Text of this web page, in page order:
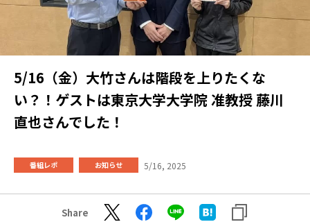
5/16（金）大竹さんは階段を上りたくな
い？！ゲストは東京大学大学院 准教授 藤川
直也さんでした！
番組レポ お知らせ 5/16, 2025
Share